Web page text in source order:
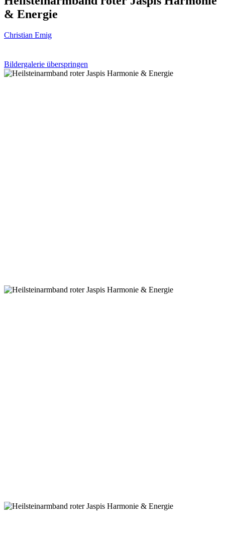
& Energie
Christian Emig
Bildergalerie überspringen